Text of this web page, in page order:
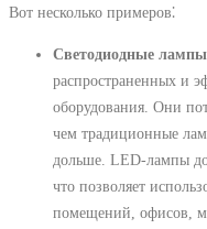
Вот несколько примеров⁚
Светодиодные
распространенных и
оборудования. Они
чем традиционные
дольше. LED-лампы
что позволяет
помещений, офисов,